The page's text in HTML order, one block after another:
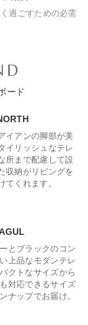
過ごすための必需
ード
イアンの脚部が美
イリッシュなテレ
所まで配慮して設
収納がリビングを
てくれます。
とブラックのコン
上品なモダンテレ
クトなサイズから
対応できるサイズ
ナップでお届け。